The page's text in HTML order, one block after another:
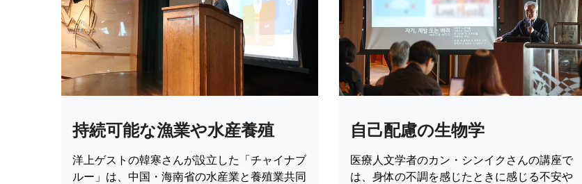
持続可能な漁業や水産養殖
洋上ゲストの韓寒さんが設立した「チャイナブ
ルー」は、中国・海南省の水産業と養殖業共同
自己配慮の生物学
医療人文学者のカン・シンイクさんの講座で
は、身体の不調を感じたときに感じる不安や